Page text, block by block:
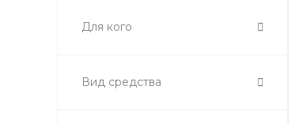
Для кого
Вид средства